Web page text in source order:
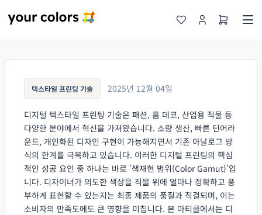
텍스타일 프린팅 기술 2025년 12월 04일
디지털 텍스타일 프린팅 기술은 패션, 홈 데코, 산업용 직물 등
다양한 분야에서 혁신을 가져왔습니다. 소량 생산, 빠른 턴어라
운드, 개인화된 디자인 구현이 가능해지면서 기존 아날로그 방
식의 한계를 극복하고 있습니다. 이러한 디지털 프린팅의 핵심
적인 성공 요인 중 하나는 바로 '색재현 범위(Color Gamut)'입
니다. 디자이너가 의도한 색상을 직물 위에 얼마나 정확하고 풍
부하게 표현할 수 있는지는 최종 제품의 품질과 직결되며, 이는
소비자의 만족도에도 큰 영향을 미칩니다. 본 아티클에서는 디